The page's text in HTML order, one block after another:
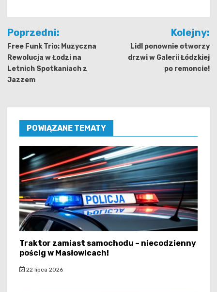
Nawigacja
wpisu
Poprzedni:
Free Funk Trio: Muzyczna
Rewolucja w Łodzi na
Letnich Spotkaniach z
Jazzem
Kolejny:
Lidl ponownie otworzy
drzwi w Galerii Łódzkiej
po remoncie!
POWIĄZANE TEMATY
Traktor zamiast samochodu – niecodzienny
pościg w Masłowicach!
22 lipca 2026